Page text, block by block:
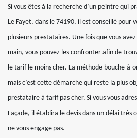
Si vous êtes à la recherche d’un peintre qui
Le Fayet, dans le 74190, il est conseillé pour
plusieurs prestataires. Une fois que vous
main, vous pouvez les confronter afin de
le tarif le moins cher. La méthode bouche-à-
mais c’est cette démarche qui reste la plus
prestataire à tarif pas cher. Si vous vous
Façade, il établira le devis dans un délai très
ne vous engage pas.